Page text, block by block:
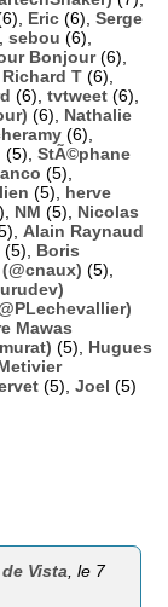
Eric (6), Serge
sebou (6),
Bonjour(6),
Richard T (6),
(6), tvtweet (6),
(6), Nathalie
(6),
(5), StÃ©phane
(5),
(5), herve
NM (5), Nicolas
Alain Raynaud
(5), Boris
(5),
Mawas
(5), Hugues
(5), Joel (5)
Vista, le 7